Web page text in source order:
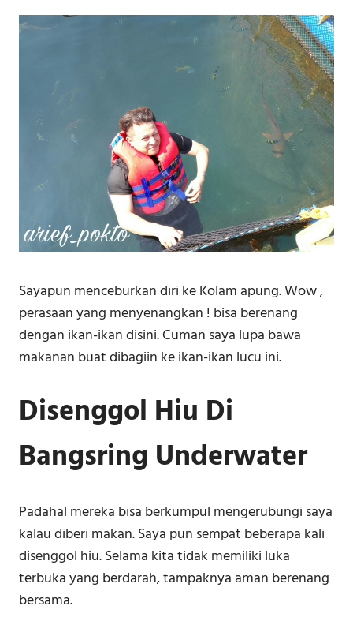
Sayapun menceburkan diri ke Kolam apung. Wow ,
perasaan yang menyenangkan ! bisa berenang
dengan ikan-ikan disini. Cuman saya lupa bawa
makanan buat dibagiin ke ikan-ikan lucu ini.
Disenggol Hiu Di
Bangsring Underwater
Padahal mereka bisa berkumpul mengerubungi saya
kalau diberi makan. Saya pun sempat beberapa kali
disenggol hiu. Selama kita tidak memiliki luka
terbuka yang berdarah, tampaknya aman berenang
bersama.